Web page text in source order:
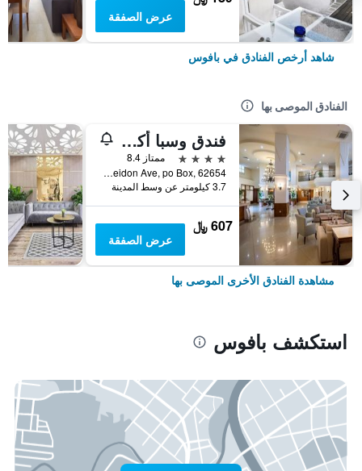
عرض الصفقة
شاهد أرخص الفنادق في بافوس
الفنادق الموصى بها
فندق وسبا أكوامير بيتش
4 نجوم
ممتاز 8.4
Poseidon Ave, po Box, 62654, بافوس, قبرص
3.7 كيلومتر عن وسط المدينة
607 ﷼
عرض الصفقة
مشاهدة الفنادق الأخرى الموصى بها
استكشف بافوس